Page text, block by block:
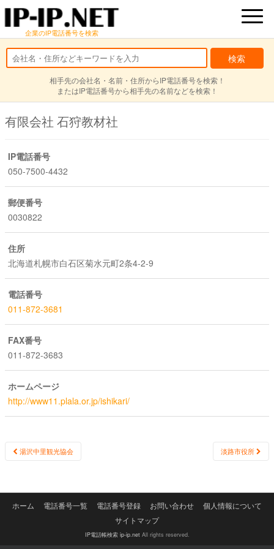
企業のIP電話番号を検索
相手先の会社名・名前・住所からIP電話番号を検索！
またはIP電話番号から相手先の名前などを検索！
有限会社 石狩教材社
IP電話番号
050-7500-4432
郵便番号
0030822
住所
北海道札幌市白石区菊水元町2条4-2-9
電話番号
011-872-3681
FAX番号
011-872-3683
ホームページ
http://www11.plala.or.jp/ishikari/
Post
湯沢中里観光協会 淡路市役所
ホーム 電話番号一覧 電話番号登録 お問い合わせ
個人情報について
サイトマップ
IP電話帳検索 ip-ip.netAll rights reserved.